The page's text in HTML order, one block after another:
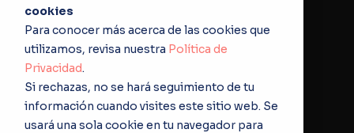
cookies
Para conocer más acerca de las cookies que
utilizamos, revisa nuestra Política de
Privacidad.
Si rechazas, no se hará seguimiento de tu
información cuando visites este sitio web. Se
usará una sola cookie en tu navegador para